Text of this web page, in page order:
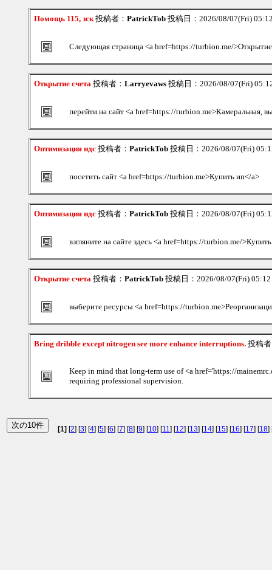
Помощь 115, зск投稿者： PatrickTob 投稿日：2026/08/07(Fri)
Следующая страница <a href=https://turbion.me/>Открытие
Открытие счета 投稿者： Larryevaws 投稿日：2026/08/07(Fri)
перейти на сайт <a href=https://turbion.me>Камеральная,
Оптимизация ндс 投稿者： PatrickTob 投稿日：2026/08/07(Fri)
посетить сайт <a href=https://turbion.me>Купить ип</a>
Оптимизация ндс 投稿者： PatrickTob 投稿日：2026/08/07(Fri)
взгляните на сайте здесь <a href=https://turbion.me/
Открытие счета 投稿者： PatrickTob 投稿日：2026/08/07(Fri)
выберите ресурсы <a href=https://
Bring dribble except nitrogen see more enhance interruptions. 投稿
Keep in mind that long-term use of <a href='https://
requiring professional supervision.
[1] [2] [3] [4] [5] [6] [7] [8] [9] [10] [11] [12] [13] [14] [15] [16] [17] [18]